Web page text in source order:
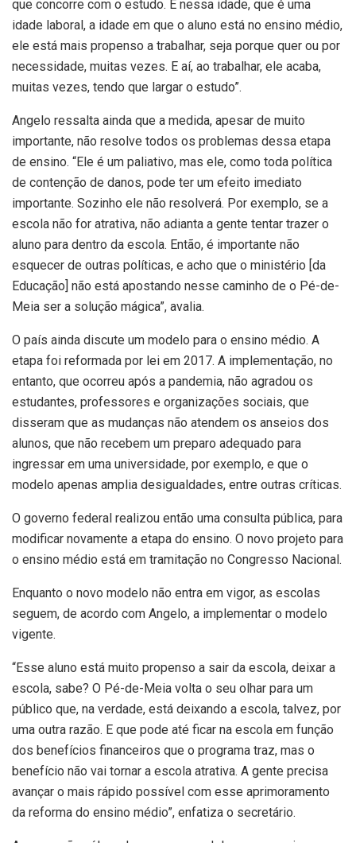
que concorre com o estudo. E nessa idade, que é uma
idade laboral, a idade em que o aluno está no ensino médio,
ele está mais propenso a trabalhar, seja porque quer ou por
necessidade, muitas vezes. E aí, ao trabalhar, ele acaba,
muitas vezes, tendo que largar o estudo”.
Angelo ressalta ainda que a medida, apesar de muito
importante, não resolve todos os problemas dessa etapa
de ensino. “Ele é um paliativo, mas ele, como toda política
de contenção de danos, pode ter um efeito imediato
importante. Sozinho ele não resolverá. Por exemplo, se a
escola não for atrativa, não adianta a gente tentar trazer o
aluno para dentro da escola. Então, é importante não
esquecer de outras políticas, e acho que o ministério [da
Educação] não está apostando nesse caminho de o Pé-de-
Meia ser a solução mágica”, avalia.
O país ainda discute um modelo para o ensino médio. A
etapa foi reformada por lei em 2017. A implementação, no
entanto, que ocorreu após a pandemia, não agradou os
estudantes, professores e organizações sociais, que
disseram que as mudanças não atendem os anseios dos
alunos, que não recebem um preparo adequado para
ingressar em uma universidade, por exemplo, e que o
modelo apenas amplia desigualdades, entre outras críticas.
O governo federal realizou então uma consulta pública, para
modificar novamente a etapa do ensino. O novo projeto para
o ensino médio está em tramitação no Congresso Nacional.
Enquanto o novo modelo não entra em vigor, as escolas
seguem, de acordo com Angelo, a implementar o modelo
vigente.
“Esse aluno está muito propenso a sair da escola, deixar a
escola, sabe? O Pé-de-Meia volta o seu olhar para um
público que, na verdade, está deixando a escola, talvez, por
uma outra razão. E que pode até ficar na escola em função
dos benefícios financeiros que o programa traz, mas o
benefício não vai tornar a escola atrativa. A gente precisa
avançar o mais rápido possível com esse aprimoramento
da reforma do ensino médio”, enfatiza o secretário.